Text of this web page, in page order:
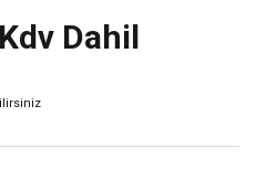
Dahil